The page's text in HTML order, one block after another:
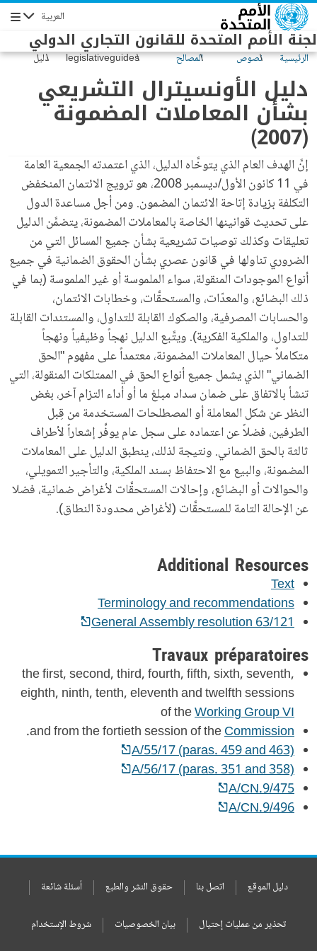
Skip to main content العربية
لجنة الأمم المتحدة للقانون التجاري الدولي
الرئيسية
نصوص
وحالتها
المصالح
legislativeguides
دليل
التشريعي
بشأن
دليل الأونسيترال التشريعي
بشأن المعاملات المضمونة
(2007)
إنَّ الهدف العام الذي يتوخَّاه الدليل، الذي اعتمدته الجمعية العامة
في 11 كانون الأول/ديسمبر 2008، هو ترويج الائتمان المنخفض
التكلفة بزيادة إتاحة الائتمان المضمون. ومن أجل مساعدة الدول
على تحديث قوانينها الخاصة بالمعاملات المضمونة، يتضمَّن الدليل
تعليقات وكذلك توصيات تشريعية بشأن جميع المسائل التي من
الضروري تناولها في قانون عصري بشأن الحقوق الضمانية في جميع
أنواع الموجودات المنقولة، سواء الملموسة أو غير الملموسة (بما في
ذلك البضائع، والمعدّات، والمستحقَّات، وخطابات الائتمان،
والحسابات المصرفية، والصكوك القابلة للتداول، والمستندات القابلة
للتداول، والملكية الفكرية). ويتَّبع الدليل نهجاً وظيفياً ونهجاً
متكاملاً حيال المعاملات المضمونة، معتمداً على مفهوم "الحق
الضماني" الذي يشمل جميع أنواع الحق في الممتلكات المنقولة، التي
تنشأ بالاتفاق على ضمان سداد مبلغ ما أو أداء التزام آخر، بغض
النظر عن شكل المعاملة أو المصطلحات المستخدمة من قِبل
الطرفين، فضلاً عن اعتماده على سجل عام يوفِّر إشعاراً لأطراف
ثالثة بالحق الضماني. ونتيجة لذلك، ينطبق الدليل على المعاملات
المضمونة، والبيع مع الاحتفاظ بسند الملكية، والتأجير التمويلي،
والحوالات أو البضائع، وإحالات المستحقَّات لأغراض ضمانية، فضلا
عن الإحالة التامة للمستحقَّات (لأغراض محدودة النطاق).
Additional Resources
Text
Terminology and recommendations
General Assembly resolution 63/121
Travaux préparatoires
the first, second, third, fourth, fifth, sixth, seventh,
eighth, ninth, tenth, eleventh and twelfth sessions
of theWorking Group VI
and from the fortieth session of theCommission
.
A/55/17 (paras. 459 and 463)
A/56/17 (paras. 351 and 358)
A/CN.9/475
A/CN.9/496
دليل الموقع اتصل بنا حقوق النشر والطبع أسئلة شائعة
تحذير من عمليات إحتيال بيان الخصوصيات شروط الإستخدام